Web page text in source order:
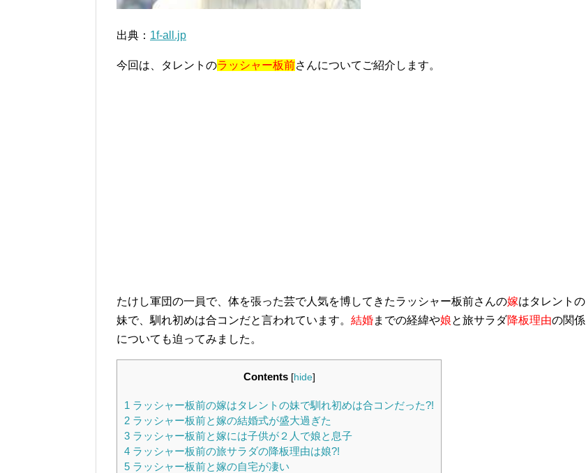
出典： 1f-all.jp
今回は、タレントのラッシャー板前さんについてご紹介します。
たけし軍団の一員で、体を張った芸で人気を博してきたラッシャー板前さんの嫁はタレントの
妹で、馴れ初めは合コンだと言われています。 結婚までの経緯や娘と旅サラダ降板理由の関係
についても迫ってみました。
Contents [hide]
1 ラッシャー板前の嫁はタレントの妹で馴れ初めは合コンだった?!
2 ラッシャー板前と嫁の結婚式が盛大過ぎた
3 ラッシャー板前と嫁には子供が２人で娘と息子
4 ラッシャー板前の旅サラダの降板理由は娘?!
5 ラッシャー板前と嫁の自宅が凄い